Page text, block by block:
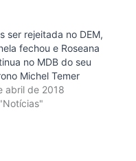
ser rejeitada no DEM,
fechou e Roseana
no MDB do seu
Michel Temer
abril de 2018